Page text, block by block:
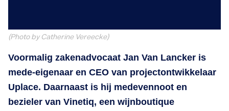
(Photo by Catherine Vereecke)
Voormalig zakenadvocaat Jan Van Lancker is
mede-eigenaar en CEO van projectontwikkelaar
Uplace. Daarnaast is hij medevennoot en
bezieler van Vinetiq, een wijnboutique